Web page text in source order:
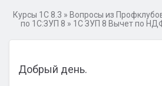
Курсы 1С 8.3 » Вопросы из
по 1С:ЗУП 8 » 1С ЗУП 8 Вычет по
Добрый день.